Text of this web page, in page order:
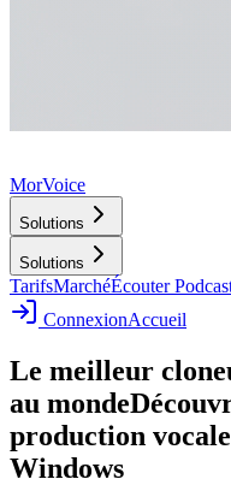
MorVoice
Solutions
Solutions
TarifsMarchéÉcouter
ConnexionAccueil
Le meilleur
au monde
production
Windows